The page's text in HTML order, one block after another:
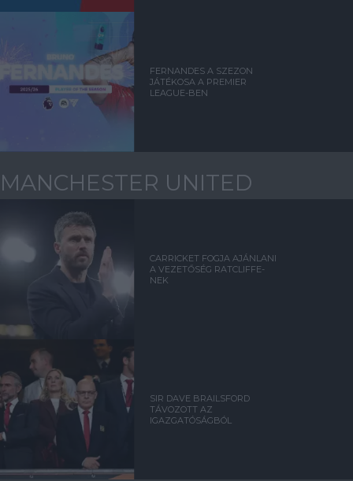
FERNANDES A SZEZON
JÁTÉKOSA A PREMIER
LEAGUE-BEN
MANCHESTER UNITED
CARRICKET FOGJA AJÁNLANI
A VEZETŐSÉG RATCLIFFE-
NEK
SIR DAVE BRAILSFORD
TÁVOZOTT AZ
IGAZGATÓSÁGBÓL